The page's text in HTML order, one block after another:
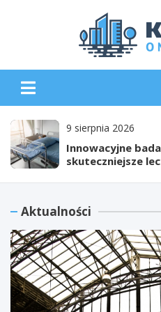
9 sierpnia 2026
Innowacyjne
skuteczniejsze
Aktualności